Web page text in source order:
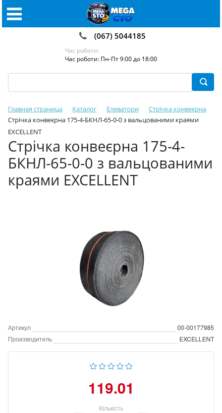
(067) 5044185
Час роботи:
Час роботи: Пн-Пт 9:00 до 18:00
Главная страница Каталог Елеватори
Стрічка конвеєрна
Стрічка конвеєрна 175-4-БКНЛ-65-0-0 з вальцованими краями
EXCELLENT
Стрічка конвеєрна 175-4-
БКНЛ-65-0-0 з вальцованими
краями EXCELLENT
Артикул
00-00177985
Производитель
EXCELLENT
119.01
Кількість